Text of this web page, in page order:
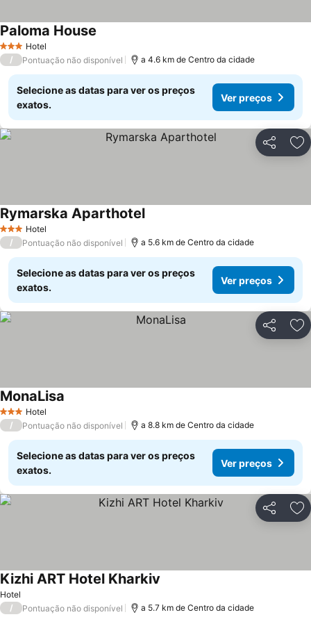
3 EstrelasHotel
Paloma House
/ Pontuação não disponível a 4.6 km de Centro da cidade
Selecione as datas para ver os preços
exatos.
Ver preços
Partilhar
3 EstrelasHotel
Rymarska Aparthotel
/ Pontuação não disponível a 5.6 km de Centro da cidade
Selecione as datas para ver os preços
exatos.
Ver preços
Partilhar
3 EstrelasHotel
MonaLisa
/ Pontuação não disponível a 8.8 km de Centro da cidade
Selecione as datas para ver os preços
exatos.
Ver preços
Partilhar
Hotel
Kizhi ART Hotel Kharkiv
/ Pontuação não disponível a 5.7 km de Centro da cidade